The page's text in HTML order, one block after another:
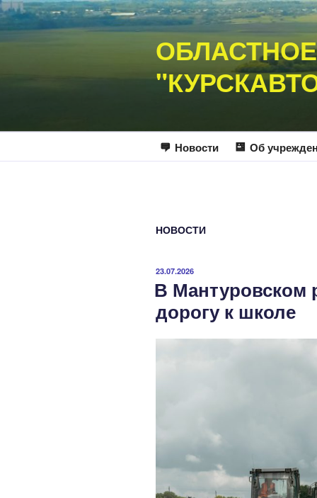
Перейти
к
содержимому
Новости Об
НОВОСТИ
ОПУБЛИКОВАНО
23.07.2026
В Мантуровском
дорогу к школе